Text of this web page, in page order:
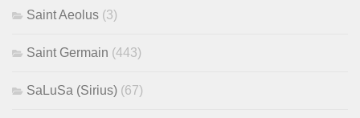
Saint Aeolus (3)
Saint Germain (443)
SaLuSa (Sirius) (67)